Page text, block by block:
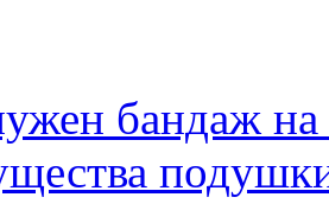
бандаж на